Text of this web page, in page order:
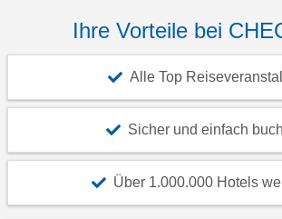
Ihre Vorteile bei
Alle Top
Sicher und einfach
Über 1.000.000 Hotels